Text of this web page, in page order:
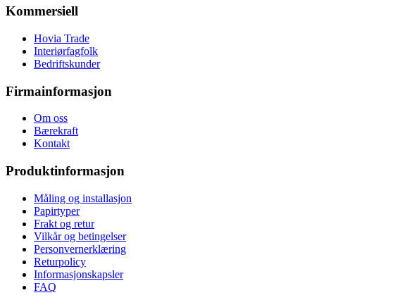
Kommersiell
Hovia Trade
Interiørfagfolk
Bedriftskunder
Firmainformasjon
Om oss
Bærekraft
Kontakt
Produktinformasjon
Måling og installasjon
Papirtyper
Frakt og retur
Vilkår og betingelser
Personvernerklæring
Returpolicy
Informasjonskapsler
FAQ